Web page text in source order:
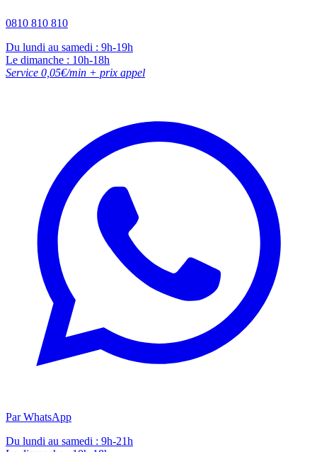
0810 810 810
Du lundi au samedi : 9h-19h
Le dimanche : 10h-18h
Service 0,05€/min + prix appel
Par WhatsApp
Du lundi au samedi : 9h-21h